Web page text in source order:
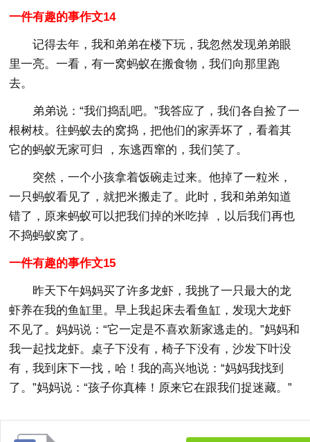
一件有趣的事作文14
记得去年，我和弟弟在楼下玩，我忽然发现弟弟眼
里一亮。一看，有一窝蚂蚁在搬食物，我们向那里跑
去。
弟弟说：“我们捣乱吧。”我答应了，我们各自捡了一
根树枝。往蚂蚁去的窝捣，把他们的家弄坏了，看着其
它的蚂蚁无家可归 ，东逃西窜的，我们笑了。
突然，一个小孩拿着饭碗走过来。他掉了一粒米，
一只蚂蚁看见了，就把米搬走了。此时，我和弟弟知道
错了，原来蚂蚁可以把我们掉的米吃掉 ，以后我们再也
不捣蚂蚁窝了。
一件有趣的事作文15
昨天下午妈妈买了许多龙虾，我挑了一只最大的龙
虾养在我的鱼缸里。早上我起床去看鱼缸，发现大龙虾
不见了。妈妈说：“它一定是不喜欢新家逃走的。”妈妈和
我一起找龙虾。桌子下没有，椅子下没有，沙发下叶没
有，我到床下一找，哈！我的高兴地说：“妈妈我找到
了。”妈妈说：“孩子你真棒！原来它在跟我们捉迷藏。”